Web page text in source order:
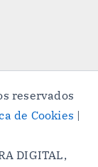
reservados
de Cookies |
DIGITAL,